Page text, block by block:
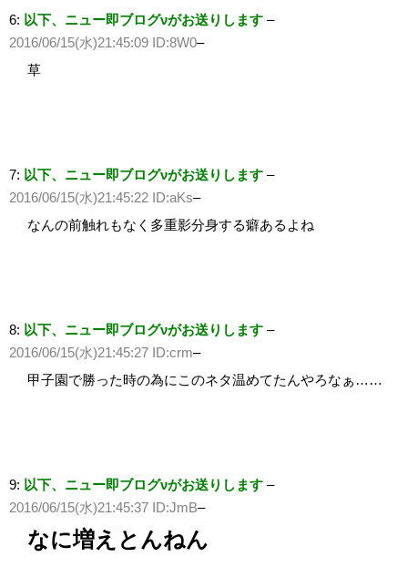
6: 以下、ニュー即ブログνがお送りします –
2016/06/15(水)21:45:09 ID:8W0–
草
7: 以下、ニュー即ブログνがお送りします –
2016/06/15(水)21:45:22 ID:aKs–
なんの前触れもなく多重影分身する癖あるよね
8: 以下、ニュー即ブログνがお送りします –
2016/06/15(水)21:45:27 ID:crm–
甲子園で勝った時の為にこのネタ温めてたんやろなぁ……
9: 以下、ニュー即ブログνがお送りします –
2016/06/15(水)21:45:37 ID:JmB–
なに増えとんねん